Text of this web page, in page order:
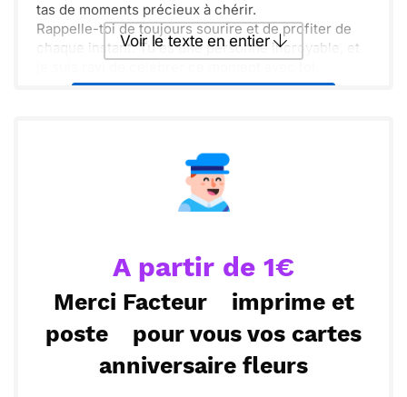
tas de moments précieux à chérir.
Rappelle-toi de toujours sourire et de profiter de
chaque instant. Tu es une personne incroyable, et
Amuse-toi bien aujourd'hui et sache que je pense à
Voir le texte en entier
Envoyer via Whatsapp
A partir de 1€
Merci Facteur
imprime et
poste
pour vous vos cartes
anniversaire fleurs